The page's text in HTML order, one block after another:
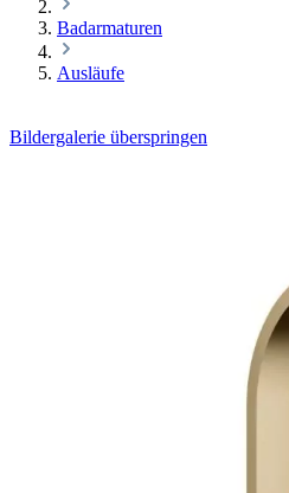
Badarmaturen
Ausläufe
Bildergalerie überspringen